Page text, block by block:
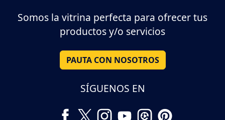
Somos la vitrina perfecta para ofrecer tus
productos y/o servicios
PAUTA CON NOSOTROS
SÍGUENOS EN